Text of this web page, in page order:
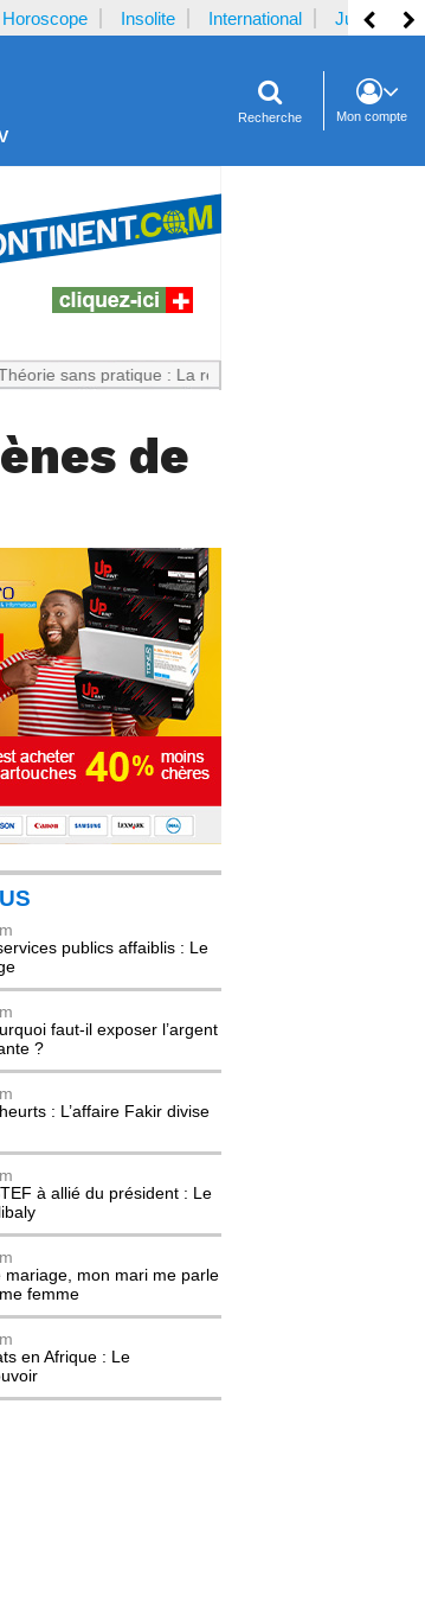
Horoscope Insolite International Justice
Recherche Mon compte
pratique : La recette du désastre des séries
de
publics affaiblis : Le
faut-il exposer l’argent
?
: L’affaire Fakir divise
à allié du président : Le
mariage, mon mari me parle
femme
en Afrique : Le